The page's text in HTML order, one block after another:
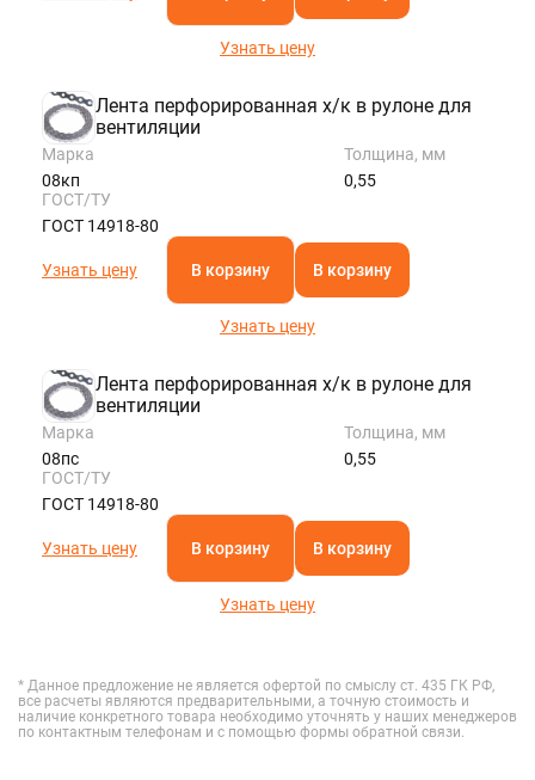
Узнать цену
Лента перфорированная х/к в рулоне для
вентиляции
Марка
08кп
Толщина, мм
0,55
ГОСТ/ТУ
ГОСТ 14918-80
Узнать цену В корзину В корзину
Узнать цену
Лента перфорированная х/к в рулоне для
вентиляции
Марка
08пс
Толщина, мм
0,55
ГОСТ/ТУ
ГОСТ 14918-80
Узнать цену В корзину В корзину
Узнать цену
* Данное предложение не является офертой по смыслу ст. 435 ГК РФ,
все расчеты являются предварительными, а точную стоимость и
наличие конкретного товара необходимо уточнять у наших менеджеров
по контактным телефонам и с помощью формы обратной связи.